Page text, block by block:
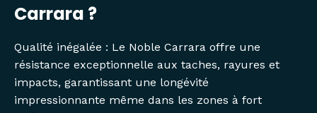
Carrara ?
Qualité inégalée : Le Noble Carrara offre une
résistance exceptionnelle aux taches, rayures et
impacts, garantissant une longévité
impressionnante même dans les zones à fort